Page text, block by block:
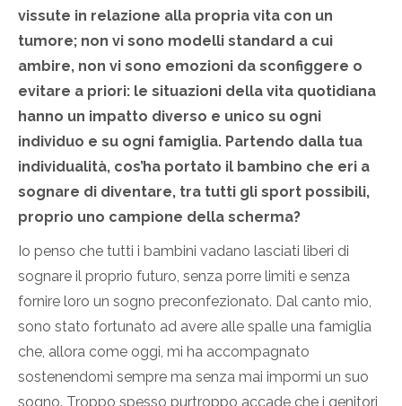
vissute in relazione alla propria vita con un
tumore; non vi sono modelli standard a cui
ambire, non vi sono emozioni da sconfiggere o
evitare a priori: le situazioni della vita quotidiana
hanno un impatto diverso e unico su ogni
individuo e su ogni famiglia. Partendo dalla tua
individualità, cos’ha portato il bambino che eri a
sognare di diventare, tra tutti gli sport possibili,
proprio uno campione della scherma?
Io penso che tutti i bambini vadano lasciati liberi di
sognare il proprio futuro, senza porre limiti e senza
fornire loro un sogno preconfezionato. Dal canto mio,
sono stato fortunato ad avere alle spalle una famiglia
che, allora come oggi, mi ha accompagnato
sostenendomi sempre ma senza mai impormi un suo
sogno. Troppo spesso purtroppo accade che i genitori